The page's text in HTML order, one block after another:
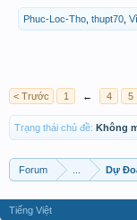
Phuc-Loc-Tho thupt70
< Trước
1 ← 4 5
Trạng thái chủ đề: Không
Forum Dự
Tiếng Việt